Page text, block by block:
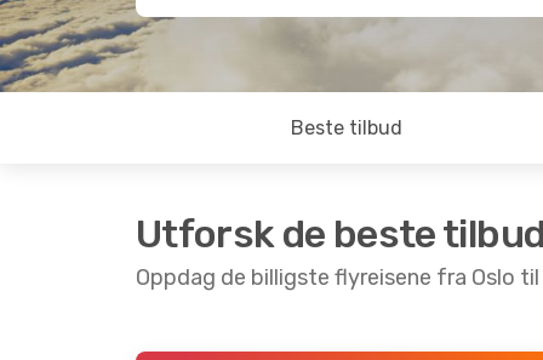
Beste tilbud
Utforsk de beste
Oppdag de billigste flyreisene fra Oslo